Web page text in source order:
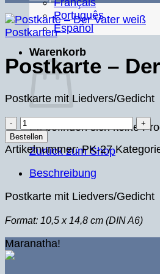
Português
Español
Warenkorb
Es befinden sich keine
Zurück zum Shop
Postkarten
Postkarte –
Postkarte mit Liedvers/Gedicht
Postkarte
–
Der
Vater
weiß
Bestellen
Artikelnummer:PK-27
Beschreibung
Postkarte mit Liedvers/Gedicht
Format: 10,5 x 14,8 cm (DIN A6)
Maranatha!